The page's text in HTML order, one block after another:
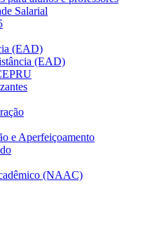
Salarial
(EAD)
(EAD)
e Aperfeiçoamento
(NAAC)